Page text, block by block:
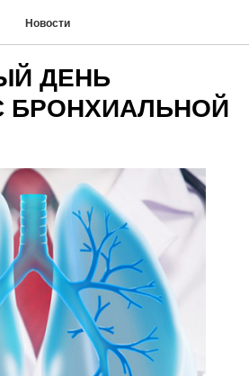
Новости
ДЕНЬ
БРОНХИАЛЬНОЙ